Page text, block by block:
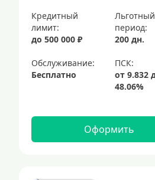
Кредитный
лимит:
до 500 000 ₽
Льготный
период:
200 дн.
Обслуживание:
Бесплатно
Оформить